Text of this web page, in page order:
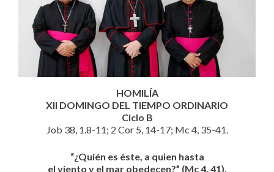
HOMILÍA
XII DOMINGO DEL TIEMPO ORDINARIO
Ciclo B
Job 38, 1.8-11; 2 Cor 5, 14-17; Mc 4, 35-41.
“¿Quién es éste, a quien hasta
el viento y el mar obedecen?” (Mc 4, 41).